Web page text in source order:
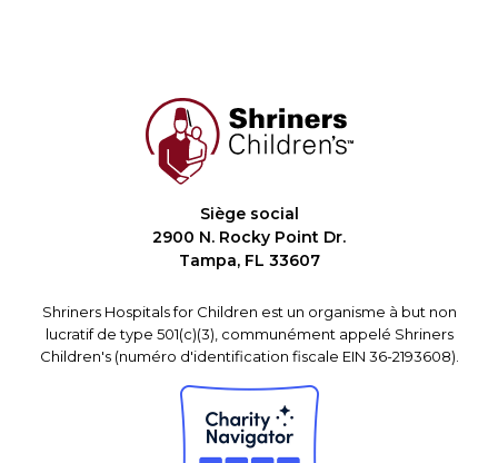
Siège social
2900 N. Rocky Point Dr.
Tampa, FL 33607
Shriners Hospitals for Children est un organisme à but non
lucratif de type 501(c)(3), communément appelé Shriners
Children's (numéro d'identification fiscale EIN 36-2193608).